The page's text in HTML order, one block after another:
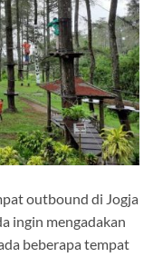
outbound di Jogja
ingin mengadakan
beberapa tempat